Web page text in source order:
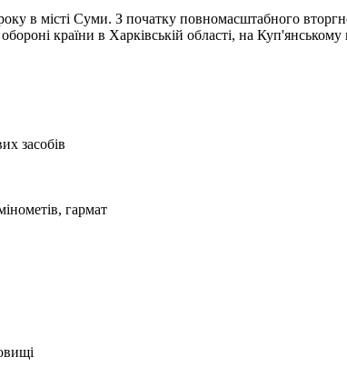
в місті Суми. З початку повномасштабного
країни в Харківській області, на
засобів
гармат